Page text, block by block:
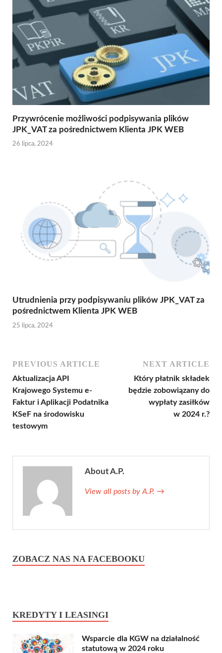
Przywrócenie możliwości podpisywania plików
JPK_VAT za pośrednictwem Klienta JPK WEB
26 lipca, 2024
Utrudnienia przy podpisywaniu plików JPK_VAT za
pośrednictwem Klienta JPK WEB
25 lipca, 2024
PREVIOUS ARTICLE
Aktualizacja API
Krajowego Systemu e-
Faktur i Aplikacji Podatnika
KSeF na środowisku
testowym
NEXT ARTICLE
Który płatnik składek
będzie zobowiązany do
wypłaty zasiłków
w 2024 r.?
About A.P.
View all posts by A.P. →
ZOBACZ NAS NA FACEBOOKU
KREDYTY I LEASINGI
Wsparcie dla KGW na działalność
statutową w 2024 roku